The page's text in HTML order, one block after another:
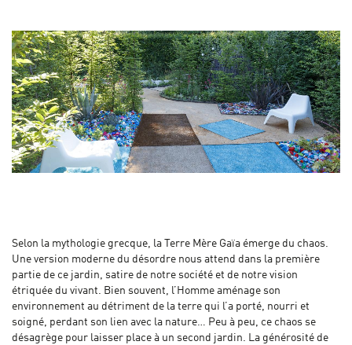
Selon la mythologie grecque, la Terre Mère Gaïa émerge du chaos.
Une version moderne du désordre nous attend dans la première
partie de ce jardin, satire de notre société et de notre vision
étriquée du vivant. Bien souvent, l’Homme aménage son
environnement au détriment de la terre qui l’a porté, nourri et
soigné, perdant son lien avec la nature… Peu à peu, ce chaos se
désagrège pour laisser place à un second jardin. La générosité de